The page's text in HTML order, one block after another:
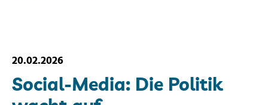
20.02.2026
Social-Media: Die Politik